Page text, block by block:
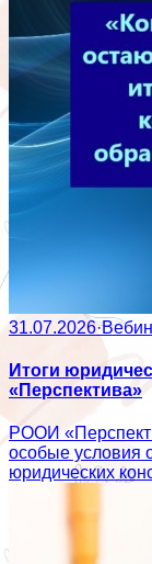
31.07.2026·
Итоги
«Перспектива»
РООИ
особые условия
юридических